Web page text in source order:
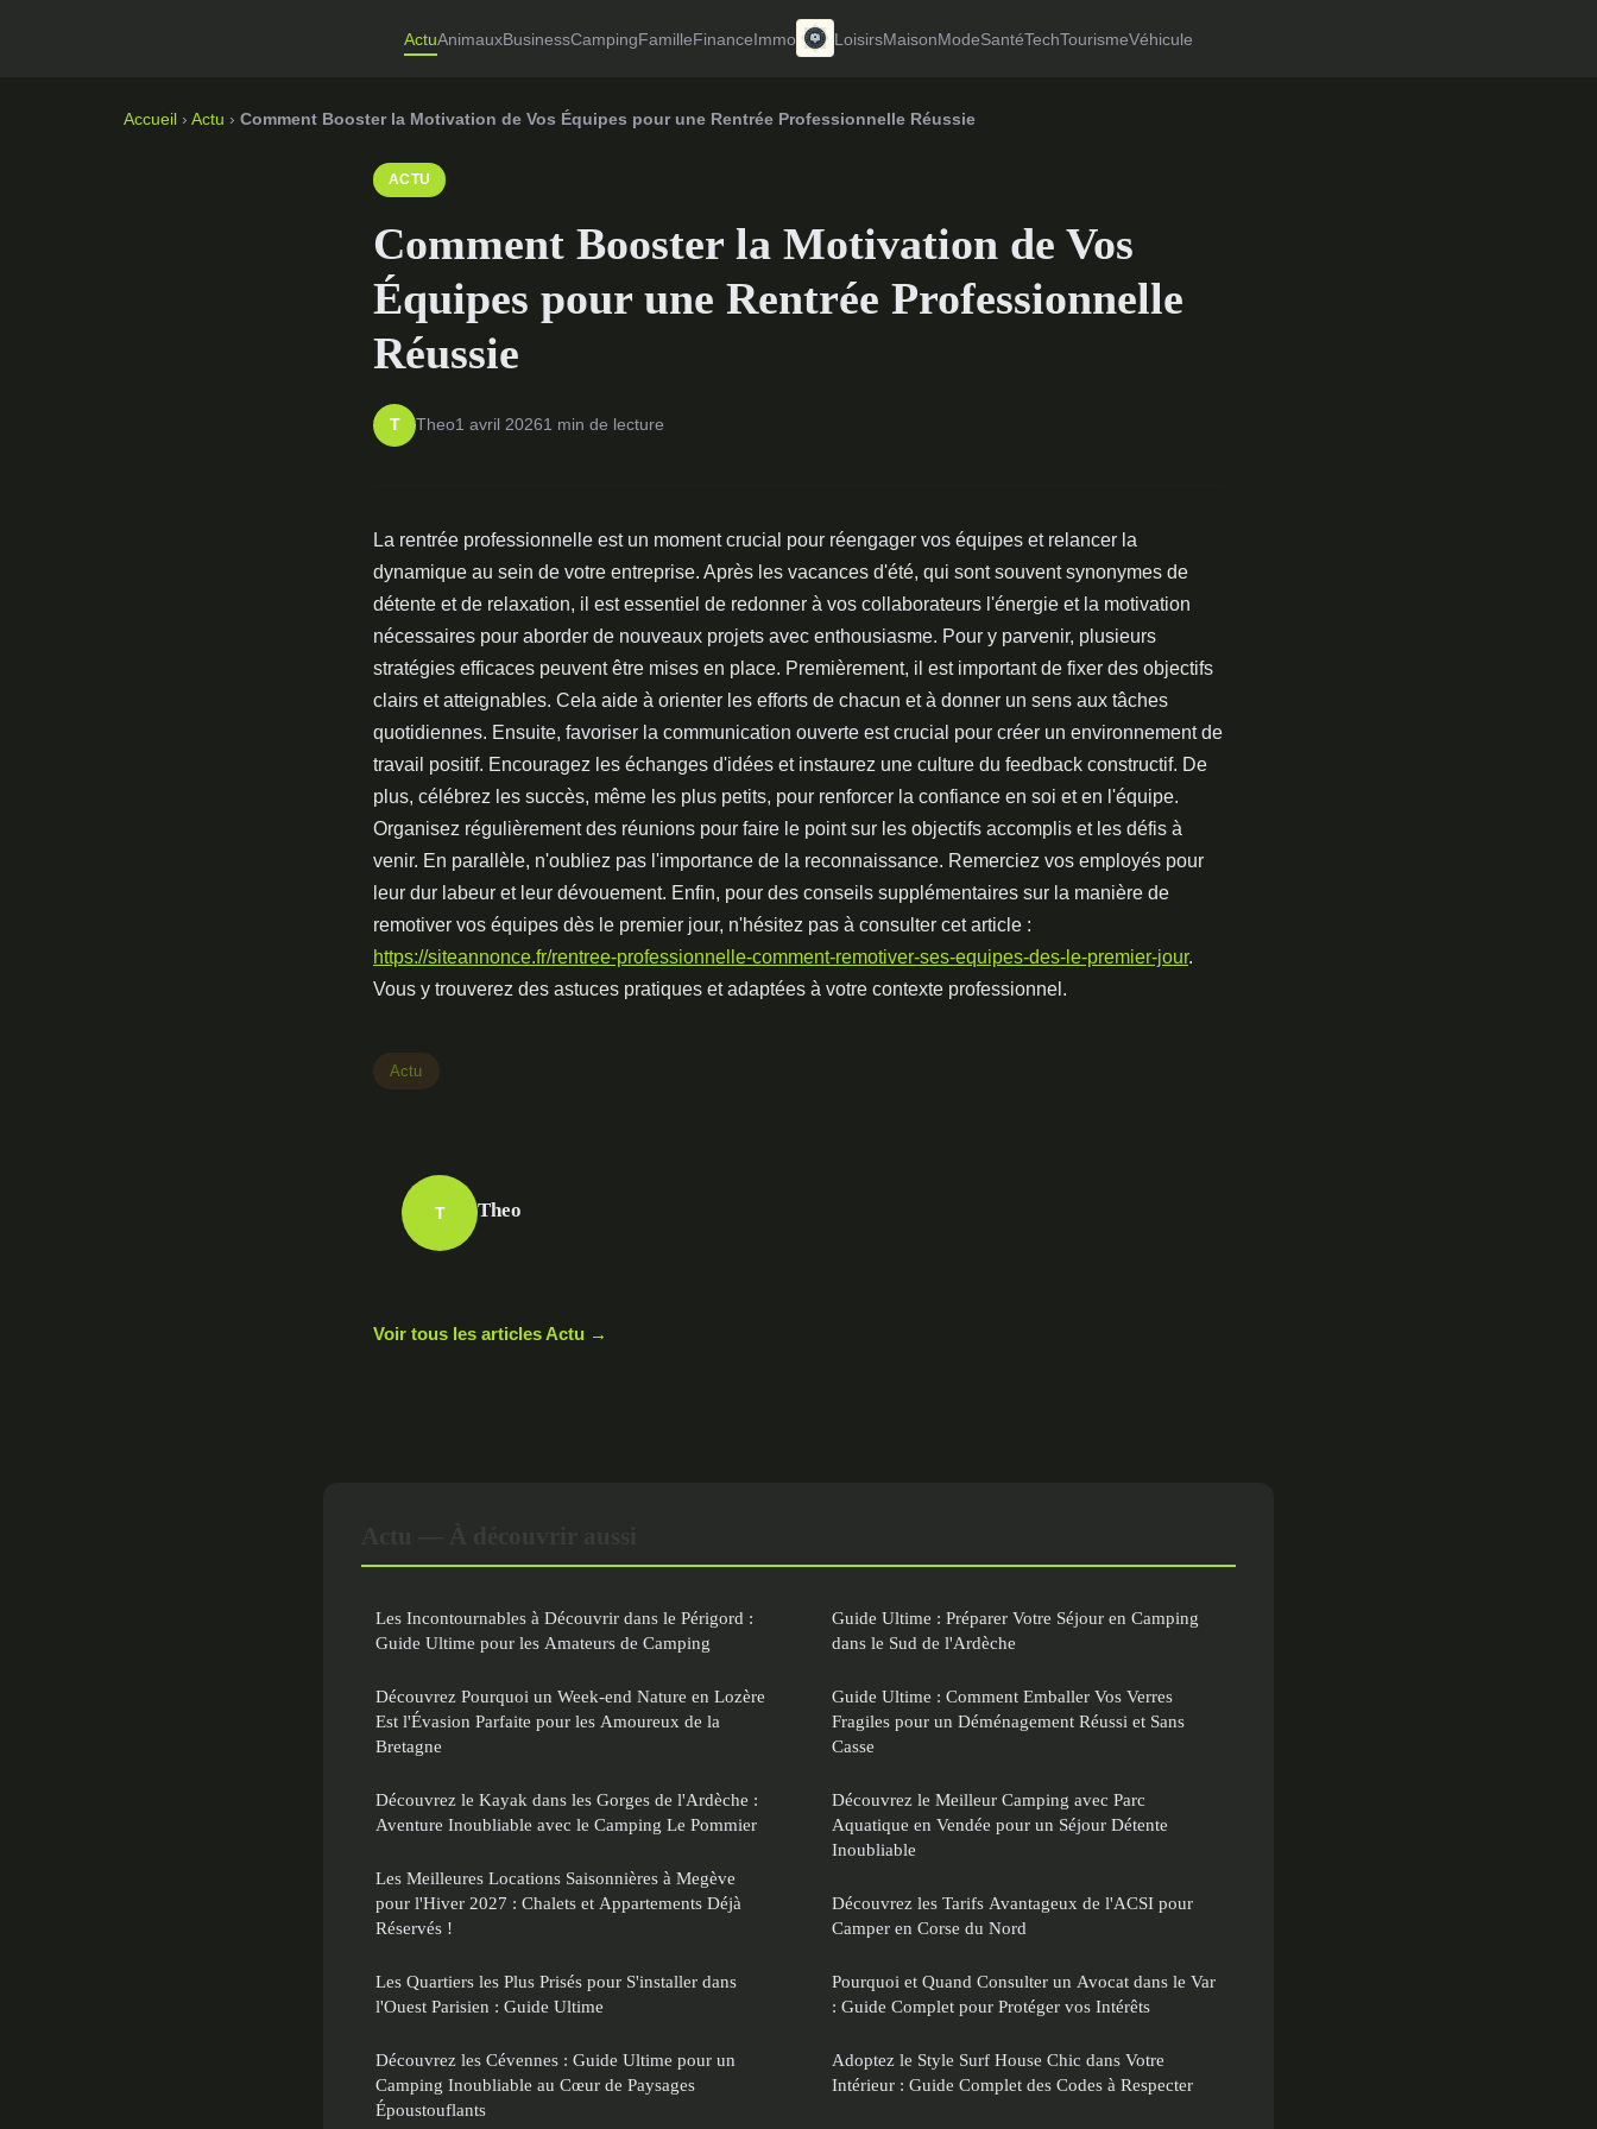
ActuAnimauxBusinessCampingFamilleFinanceImmo LoisirsMaisonModeSantéTechTourismeVéhicule
Accueil › Actu › Comment Booster la Motivation de Vos Équipes pour une Rentrée Professionnelle Réussie
ACTU
Comment Booster la Motivation de Vos
Équipes pour une Rentrée Professionnelle
Réussie
T Theo1 avril 20261 min de lecture
La rentrée professionnelle est un moment crucial pour réengager vos équipes et relancer la
dynamique au sein de votre entreprise. Après les vacances d'été, qui sont souvent synonymes de
détente et de relaxation, il est essentiel de redonner à vos collaborateurs l'énergie et la motivation
nécessaires pour aborder de nouveaux projets avec enthousiasme. Pour y parvenir, plusieurs
stratégies efficaces peuvent être mises en place. Premièrement, il est important de fixer des objectifs
clairs et atteignables. Cela aide à orienter les efforts de chacun et à donner un sens aux tâches
quotidiennes. Ensuite, favoriser la communication ouverte est crucial pour créer un environnement de
travail positif. Encouragez les échanges d'idées et instaurez une culture du feedback constructif. De
plus, célébrez les succès, même les plus petits, pour renforcer la confiance en soi et en l'équipe.
Organisez régulièrement des réunions pour faire le point sur les objectifs accomplis et les défis à
venir. En parallèle, n'oubliez pas l'importance de la reconnaissance. Remerciez vos employés pour
leur dur labeur et leur dévouement. Enfin, pour des conseils supplémentaires sur la manière de
remotiver vos équipes dès le premier jour, n'hésitez pas à consulter cet article :
https://siteannonce.fr/rentree-professionnelle-comment-remotiver-ses-equipes-des-le-premier-jour.
Vous y trouverez des astuces pratiques et adaptées à votre contexte professionnel.
Actu
T Theo
Voir tous les articles Actu →
Les Incontournables à Découvrir dans le Périgord :
Guide Ultime pour les Amateurs de Camping
Découvrez Pourquoi un Week-end Nature en Lozère
Est l'Évasion Parfaite pour les Amoureux de la
Bretagne
Découvrez le Kayak dans les Gorges de l'Ardèche :
Aventure Inoubliable avec le Camping Le Pommier
Les Meilleures Locations Saisonnières à Megève
pour l'Hiver 2027 : Chalets et Appartements Déjà
Réservés !
Les Quartiers les Plus Prisés pour S'installer dans
l'Ouest Parisien : Guide Ultime
Découvrez les Cévennes : Guide Ultime pour un
Camping Inoubliable au Cœur de Paysages
Époustouflants
Guide Ultime : Préparer Votre Séjour en Camping
dans le Sud de l'Ardèche
Guide Ultime : Comment Emballer Vos Verres
Fragiles pour un Déménagement Réussi et Sans
Casse
Découvrez le Meilleur Camping avec Parc
Aquatique en Vendée pour un Séjour Détente
Inoubliable
Découvrez les Tarifs Avantageux de l'ACSI pour
Camper en Corse du Nord
Pourquoi et Quand Consulter un Avocat dans le Var
: Guide Complet pour Protéger vos Intérêts
Adoptez le Style Surf House Chic dans Votre
Intérieur : Guide Complet des Codes à Respecter